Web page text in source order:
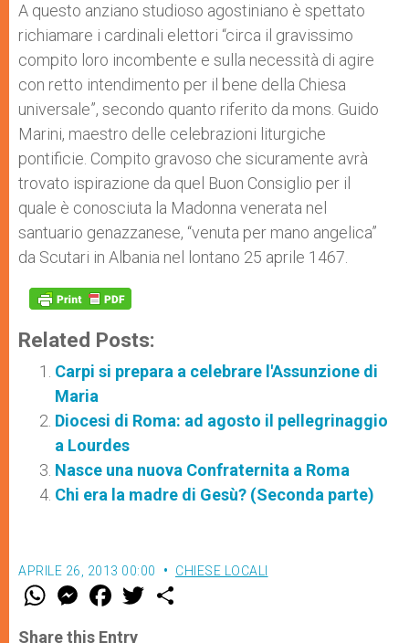
A questo anziano studioso agostiniano è spettato
richiamare i cardinali elettori “circa il gravissimo
compito loro incombente e sulla necessità di agire
con retto intendimento per il bene della Chiesa
universale”, secondo quanto riferito da mons. Guido
Marini, maestro delle celebrazioni liturgiche
pontificie. Compito gravoso che sicuramente avrà
trovato ispirazione da quel Buon Consiglio per il
quale è conosciuta la Madonna venerata nel
santuario genazzanese, “venuta per mano angelica”
da Scutari in Albania nel lontano 25 aprile 1467.
Related Posts:
Carpi si prepara a celebrare l'Assunzione di
Maria
Diocesi di Roma: ad agosto il pellegrinaggio
a Lourdes
Nasce una nuova Confraternita a Roma
Chi era la madre di Gesù? (Seconda parte)
APRILE 26, 2013 00:00 CHIESE LOCALI
W
t
M
e
s
F
a
e
w
Share this Entry